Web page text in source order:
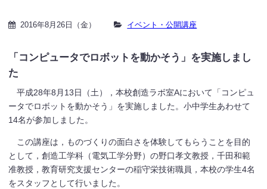
2016年8月26日（金） イベント・公開講座
「コンピュータでロボットを動かそう」を実施しまし
た
平成28年8月13日（土），本校創造ラボ室Aにおいて「コンピュ
ータでロボットを動かそう」を実施しました。小中学生あわせて
14名が参加しました。
この講座は，ものづくりの面白さを体験してもらうことを目的
として，創造工学科（電気工学分野）の野口孝文教授，千田和範
准教授，教育研究支援センターの稲守栄技術職員，本校の学生4名
をスタッフとして行いました。